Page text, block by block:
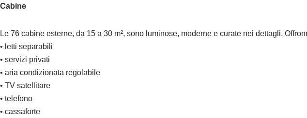
Cabine
Le 76 cabine esterne, da 15 a 30 m², sono luminose, moderne e curate nei dettagli.
• letti separabili
• servizi privati
• aria condizionata regolabile
• TV satellitare
• telefono
• cassaforte